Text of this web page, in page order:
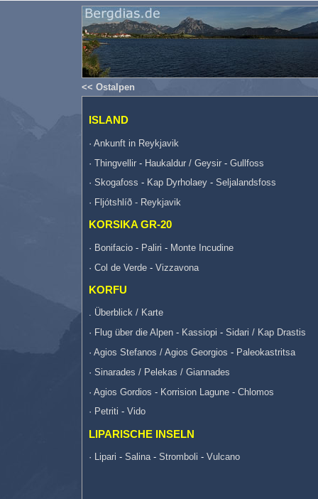
<< Ostalpen
ISLAND
· Ankunft in Reykjavik
· Thingvellir - Haukaldur / Geysir - Gullfoss
· Skogafoss - Kap Dyrholaey - Seljalandsfoss
· Fljótshlíð - Reykjavik
KORSIKA GR-20
· Bonifacio - Paliri - Monte Incudine
· Col de Verde - Vizzavona
KORFU
. Überblick / Karte
· Flug über die Alpen - Kassiopi - Sidari / Kap Drastis
· Agios Stefanos / Agios Georgios - Paleokastritsa
· Sinarades / Pelekas / Giannades
· Agios Gordios - Korrision Lagune - Chlomos
· Petriti - Vido
LIPARISCHE INSELN
· Lipari - Salina- Stromboli - Vulcano